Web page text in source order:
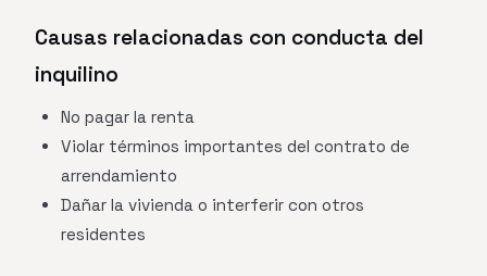
Causas relacionadas con conducta del
inquilino
No pagar la renta
Violar términos importantes del contrato de
arrendamiento
Dañar la vivienda o interferir con otros
residentes